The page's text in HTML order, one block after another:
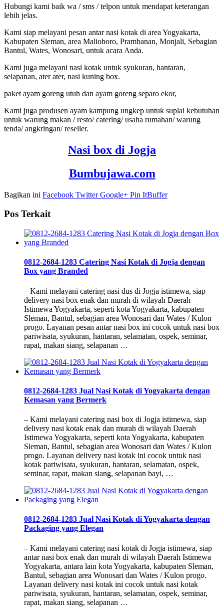
Hubungi kami baik wa / sms / telpon untuk mendapat keterangan
lebih jelas.
Kami siap melayani pesan antar nasi kotak di area Yogyakarta,
Kabupaten Sleman, area Malioboro, Prambanan, Monjali, Sebagian
Bantul, Wates, Wonosari, untuk acara Anda.
Kami juga melayani nasi kotak untuk syukuran, hantaran,
selapanan, ater ater, nasi kuning box.
paket ayam goreng utuh dan ayam goreng separo ekor,
Kami juga produsen ayam kampung ungkep untuk suplai kebutuhan
untuk warung makan / resto/ catering/ usaha rumahan/ warung
tenda/ angkringan/ reseller.
Nasi box di Jogja
Bumbujawa.com
Bagikan ini Facebook TwitterGoogle+ Pin ItBuffer
Pos Terkait
0812-2684-1283 Catering Nasi Kotak di Jogja dengan
Box yang Branded
– Kami melayani catering nasi dus di Jogja istimewa, siap
delivery nasi box enak dan murah di wilayah Daerah
Istimewa Yogyakarta, seperti kota Yogyakarta, kabupaten
Sleman, Bantul, sebagian area Wonosari dan Wates / Kulon
progo. Layanan pesan antar nasi box ini cocok untuk nasi box
pariwisata, syukuran, hantaran, selamatan, ospek, seminar,
rapat, makan siang, selapanan …
0812-2684-1283 Jual Nasi Kotak di Yogyakarta dengan
Kemasan yang Bermerk
– Kami melayani catering nasi box di Jogja istimewa, siap
delivery nasi kotak enak dan murah di wilayah Daerah
Istimewa Yogyakarta, seperti kota Yogyakarta, kabupaten
Sleman, Bantul, sebagian area Wonosari dan Wates / Kulon
progo. Layanan delivery nasi kotak ini cocok untuk nasi
kotak pariwisata, syukuran, hantaran, selamatan, ospek,
seminar, rapat, makan siang, selapanan bayi, …
0812-2684-1283 Jual Nasi Kotak di Yogyakarta dengan
Packaging yang Elegan
– Kami melayani catering nasi kotak di Jogja istimewa, siap
antar nasi box enak dan murah di wilayah Daerah Istimewa
Yogyakarta, antara lain kota Yogyakarta, kabupaten Sleman,
Bantul, sebagian area Wonosari dan Wates / Kulon progo.
Layanan delivery nasi kotak ini cocok untuk nasi kotak
pariwisata, syukuran, hantaran, selamatan, ospek, seminar,
rapat, makan siang, selapanan …